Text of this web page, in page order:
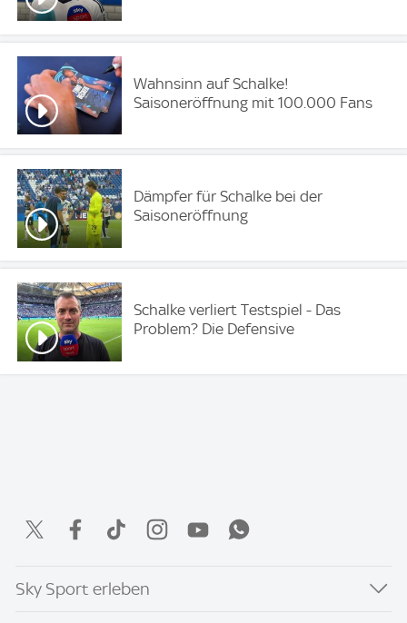
Wahnsinn auf Schalke!
Saisoneröffnung mit 100.000 Fans
Dämpfer für Schalke bei der
Saisoneröffnung
Schalke verliert Testspiel - Das
Problem? Die Defensive
Sky Sport erleben